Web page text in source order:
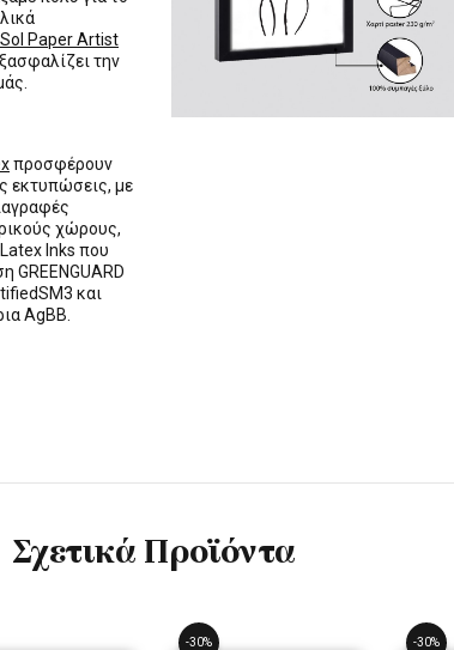
Sol Paper Artist
την
προσφέρουν
εκτυπώσεις, με
χώρους,
Inks που
GREENGUARD
και
AgBB.
Σχετικά Προϊόντα
-30% -30%